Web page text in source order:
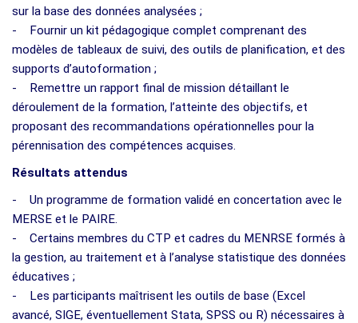
sur la base des données analysées ;
- Fournir un kit pédagogique complet comprenant des
modèles de tableaux de suivi, des outils de planification, et des
supports d’autoformation ;
- Remettre un rapport final de mission détaillant le
déroulement de la formation, l’atteinte des objectifs, et
proposant des recommandations opérationnelles pour la
pérennisation des compétences acquises.
Résultats attendus
- Un programme de formation validé en concertation avec le
MERSE et le PAIRE.
- Certains membres du CTP et cadres du MENRSE formés à
la gestion, au traitement et à l’analyse statistique des données
éducatives ;
- Les participants maîtrisent les outils de base (Excel
avancé, SIGE, éventuellement Stata, SPSS ou R) nécessaires à